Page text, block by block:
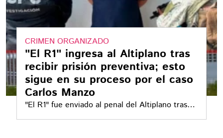
CRIMEN ORGANIZADO
"El R1" ingresa al Altiplano tras
recibir prisión preventiva; esto
sigue en su proceso por el caso
Carlos Manzo
"El R1" fue enviado al penal del Altiplano tras
recibir prisión preventiva, mientras avanza el